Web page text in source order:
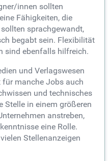
innen sollten
Fähigkeiten, die
sprachgewandt,
begabt sein. Flexibilität
sind ebenfalls hilfreich.
und Verlagswesen
manche Jobs auch
und technisches
Stelle in einem größeren
anstreben,
eine Rolle.
Stellenanzeigen